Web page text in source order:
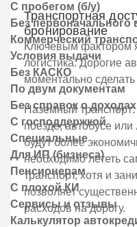
С пробегом (б/у)
Без первоначального
Коммерческий
Условия выдачи
Без КАСКО
По двум документам
Без справок о доходах
С господдержкой
Специальные
Для ИП (бизнеса)
Пенсионерам
С плохой КИ
Сервисы и отзывы
Калькулятор
Транспортная
бронирование
Ключевым фактором
логистика. Дорогие
моментально
Наземный
поезде, автобусе
будут более
необходимо лететь
транспорт, хотя и
позволяет
расходов на дорогу.